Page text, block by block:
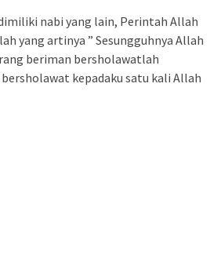
nabi yang lain, Perintah Allah
yang artinya ” Sesungguhnya Allah
beriman bersholawatlah
kepadaku satu kali Allah